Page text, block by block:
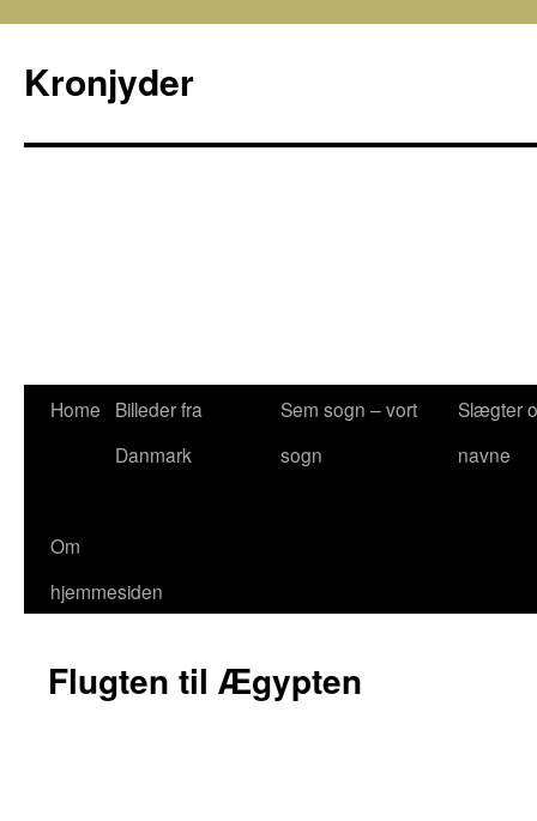
Kronjyder
Home
Billeder fra
Danmark
Sem sogn – vort
sogn
Slægter
navne
Om
hjemmesiden
Flugten til Ægypten